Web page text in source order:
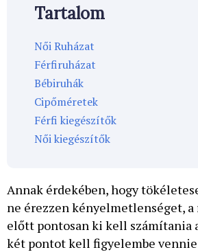
Tartalom
Női Ruházat
Férfiruházat
Bébiruhák
Cipőméretek
Férfi kiegészítők
Női kiegészítők
Annak érdekében, hogy
ne érezzen kényelmetlenséget, a
előtt pontosan ki kell számítania
két pontot kell figyelembe vennie